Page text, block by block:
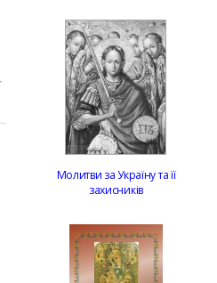
Молитви за Україну та її
захисників